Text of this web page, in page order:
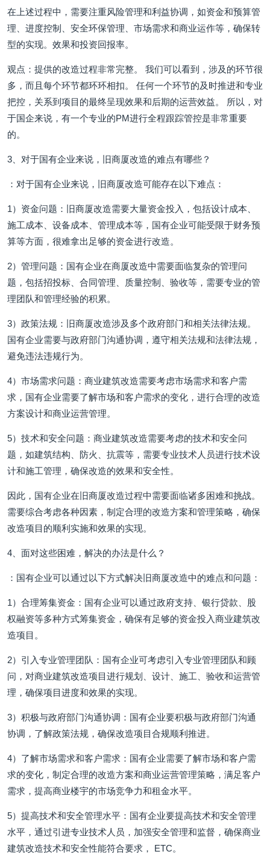
在上述过程中，需要注重风险管理和利益协调，如资金和预算管
理、进度控制、安全环保管理、市场需求和商业运作等，确保转
型的实现。效果和投资回报率。
观点：提供的改造过程非常完整。 我们可以看到，涉及的环节很
多，而且每个环节都环环相扣。 任何一个环节的及时推进和专业
把控，关系到项目的最终呈现效果和后期的运营效益。 所以，对
于国企来说，有一个专业的PM进行全程跟踪管控是非常重要
的。
3、对于国有企业来说，旧商厦改造的难点有哪些？
：对于国有企业来说，旧商厦改造可能存在以下难点：
1）资金问题：旧商厦改造需要大量资金投入，包括设计成本、
施工成本、设备成本、管理成本等，国有企业可能受限于财务预
算等方面，很难拿出足够的资金进行改造。
2）管理问题：国有企业在商厦改造中需要面临复杂的管理问
题，包括招投标、合同管理、质量控制、验收等，需要专业的管
理团队和管理经验的积累。
3）政策法规：旧商厦改造涉及多个政府部门和相关法律法规。
国有企业需要与政府部门沟通协调，遵守相关法规和法律法规，
避免违法违规行为。
4）市场需求问题：商业建筑改造需要考虑市场需求和客户需
求，国有企业需要了解市场和客户需求的变化，进行合理的改造
方案设计和商业运营管理。
5）技术和安全问题：商业建筑改造需要考虑的技术和安全问
题，如建筑结构、防火、抗震等，需要专业技术人员进行技术设
计和施工管理，确保改造的效果和安全性。
因此，国有企业在旧商厦改造过程中需要面临诸多困难和挑战。
需要综合考虑各种因素，制定合理的改造方案和管理策略，确保
改造项目的顺利实施和效果的实现。
4、面对这些困难，解决的办法是什么？
：国有企业可以通过以下方式解决旧商厦改造中的难点和问题：
1）合理筹集资金：国有企业可以通过政府支持、银行贷款、股
权融资等多种方式筹集资金，确保有足够的资金投入商业建筑改
造项目。
2）引入专业管理团队：国有企业可考虑引入专业管理团队和顾
问，对商业建筑改造项目进行规划、设计、施工、验收和运营管
理，确保项目进度和效果的实现。
3）积极与政府部门沟通协调：国有企业要积极与政府部门沟通
协调，了解政策法规，确保改造项目合规顺利推进。
4）了解市场需求和客户需求：国有企业需要了解市场和客户需
求的变化，制定合理的改造方案和商业运营管理策略，满足客户
需求，提高商业楼宇的市场竞争力和租金水平。
5）提高技术和安全管理水平：国有企业要提高技术和安全管理
水平，通过引进专业技术人员，加强安全管理和监督，确保商业
建筑改造技术和安全性能符合要求， ETC。